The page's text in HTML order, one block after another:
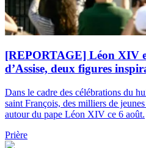
[REPORTAGE] Léon XIV
d’Assise, deux figures
Dans le cadre des célébrations du
saint François, des milliers de
autour du pape Léon XIV ce 6 août.
Prière